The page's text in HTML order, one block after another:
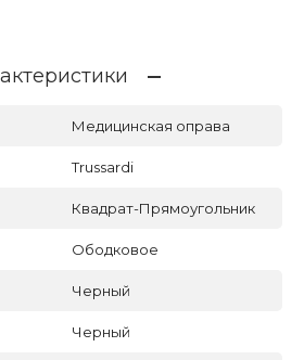
Медицинская оправа
Trussardi
Квадрат-Прямоугольник
Ободковое
Черный
Черный